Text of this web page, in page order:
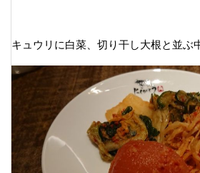
キュウリに白菜、切り干し大根と並ぶ